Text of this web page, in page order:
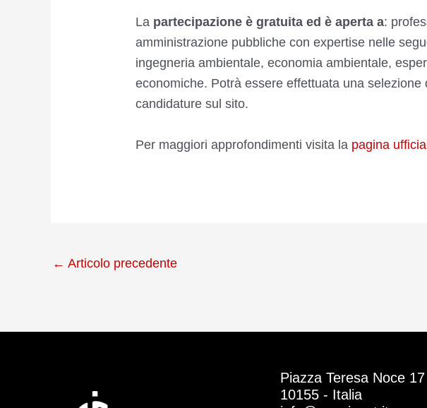
La partecipazione è gratuita ed è aperta a:
amministrazione pubbliche con expertise nelle
ingegneria ambientale, economia ambientale,
economiche. Potrà essere effettuata una
candidature sul sito.
Per maggiori approfondimenti visita la pagina
← Articolo precedente
Piazza Teresa Noce
10155 - Italia